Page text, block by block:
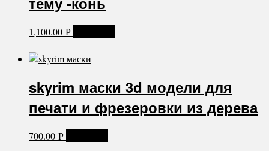
1,100.00 Р
skyrim маски 3d модели для
печати и фрезеровки из дерева
700.00 Р